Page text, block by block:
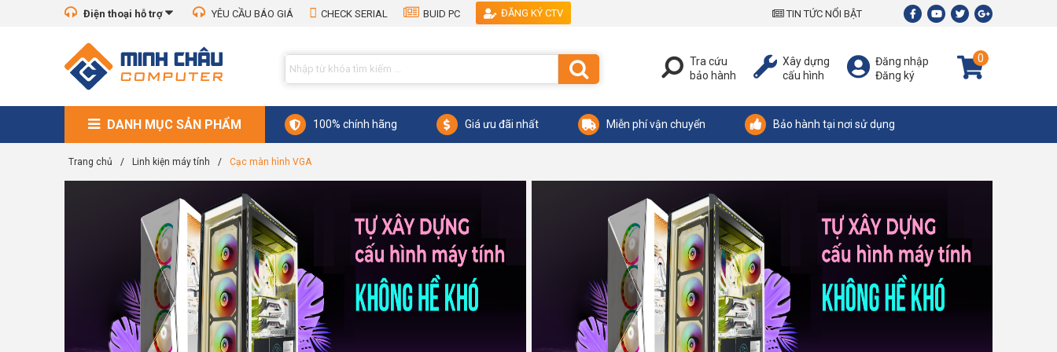
Điện thoại hỗ trợ YÊU CẦU BÁO GIÁ CHECK SERIAL BUID PC ĐĂNG KÝ CTV TIN TỨC NỔI BẬT
Tra cứu
bảo hành
Xây dựng
cấu hình
Đăng nhập
Đăng ký
0
DANH MỤC SẢN PHẨM 100% chính hãng Giá ưu đãi nhất Miễn phí vận chuyển Bảo hành tại nơi sử dụng
Trang chủ / Linh kiện máy tính / Cạc màn hình VGA